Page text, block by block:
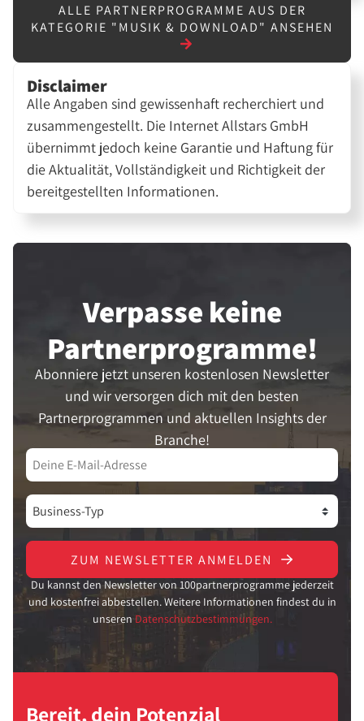
ALLE PARTNERPROGRAMME AUS DER
KATEGORIE "MUSIK & DOWNLOAD" ANSEHEN
Disclaimer
Alle Angaben sind gewissenhaft recherchiert und
zusammengestellt. Die Internet Allstars GmbH
übernimmt jedoch keine Garantie und Haftung für
die Aktualität, Vollständigkeit und Richtigkeit der
bereitgestellten Informationen.
Verpasse keine
Partner­programme!
Abonniere jetzt unseren kostenlosen Newsletter
und wir versorgen dich mit den besten
Partnerprogrammen und aktuellen Insights der
Branche!
ZUM NEWSLETTER ANMELDEN
Du kannst den Newsletter von 100partnerprogramme jederzeit
und kostenfrei abbestellen. Weitere Informationen findest du in
unseren Datenschutzbestimmungen.
Bereit, dein Potenzial